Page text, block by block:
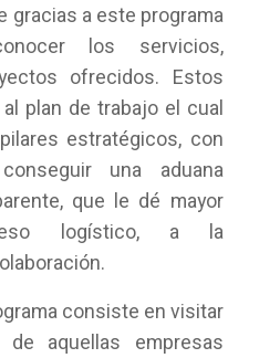
gracias a este programa
los servicios,
ofrecidos. Estos
plan de trabajo el cual
estratégicos, con
una aduana
que le dé mayor
logístico, a la
consiste en visitar
aquellas empresas